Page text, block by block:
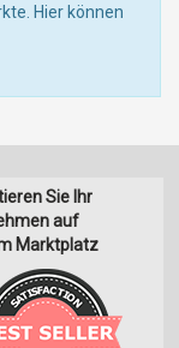
Hier können
Sie Ihr
auf
Marktplatz